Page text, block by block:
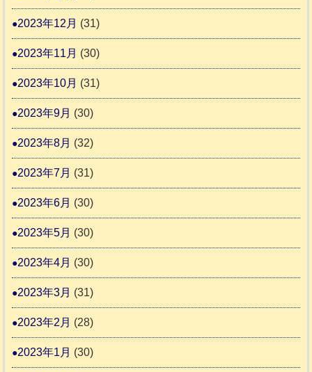
2023年12月 (31)
2023年11月 (30)
2023年10月 (31)
2023年9月 (30)
2023年8月 (32)
2023年7月 (31)
2023年6月 (30)
2023年5月 (30)
2023年4月 (30)
2023年3月 (31)
2023年2月 (28)
2023年1月 (30)